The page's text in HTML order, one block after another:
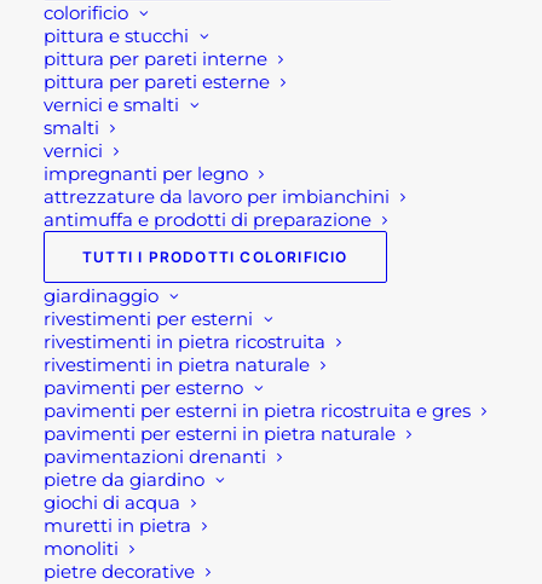
colorificio
pittura e stucchi
pittura per pareti interne
pittura per pareti esterne
vernici e smalti
smalti
vernici
impregnanti per legno
attrezzature da lavoro per imbianchini
antimuffa e prodotti di preparazione
TUTTI I PRODOTTI COLORIFICIO
giardinaggio
rivestimenti per esterni
rivestimenti in pietra ricostruita
rivestimenti in pietra naturale
pavimenti per esterno
pavimenti per esterni in pietra ricostruita e gres
pavimenti per esterni in pietra naturale
pavimentazioni drenanti
pietre da giardino
giochi di acqua
muretti in pietra
monoliti
pietre decorative
moschettoni con chiusure “twist lock” e quelli a
doppia sicurezza sono a bloccaggio
automatico con sicura contro le aperture
involontarie.
Inoltre i connettori possono essere realizzati in
lega leggera o in acciaio e possiedono specifiche
caratteristiche di resistenza meccanica.
Infine sono disciplinati dalla Normativa UNI EN
362, che ne descrive finalità e modalità d’uso,
specificando i requisiti.
Cordini di sicurezza con
assorbitore
I cordini di sicurezza con assorbitore sono
disciplinati dalla norma UNI EN 354. Essi sono
fondamentali per il collegamento tra il punto di